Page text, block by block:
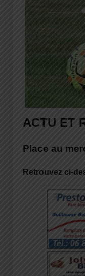
ACTU ET
Place au
Retrouvez ci-